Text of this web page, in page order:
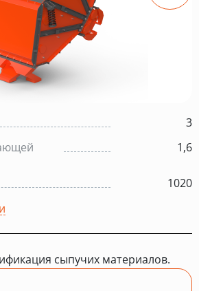
3
1,6
1020
сыпучих материалов.